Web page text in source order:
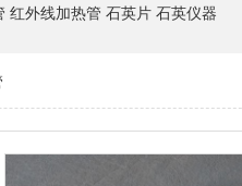
红外线加热管 石英片 石英仪器